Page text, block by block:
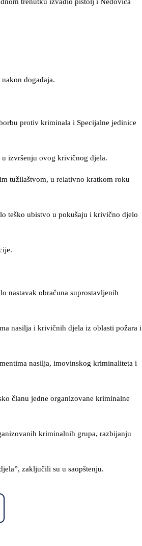
trenutku izvadio pištolj i Nedovića
događaja.
protiv kriminala i Specijalne jedinice
u izvršenju ovog krivičnog djela.
tužilaštvom, u relativno kratkom roku
teško ubistvo u pokušaju i krivično djelo
nastavak obračuna suprostavljenih
nasilja i krivičnih djela iz oblasti požara i
nasilja, imovinskog kriminaliteta i
članu jedne organizovane kriminalne
kriminalnih grupa, razbijanju
zaključili su u saopštenju.